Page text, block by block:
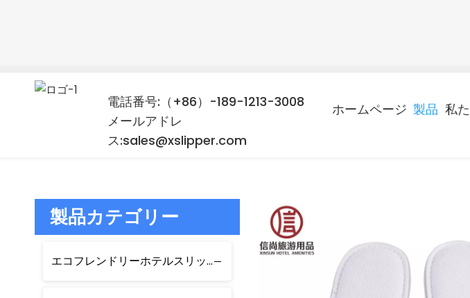
電話番号:（+86）-189-1213-3008
メールアドレ
ス:sales@xslipper.com
ホームページ 製品 私
製品カテゴリー
エコフレンドリーホテルスリッパ